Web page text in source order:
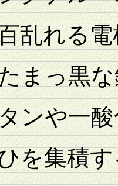
る電
な鉄
酸化
する